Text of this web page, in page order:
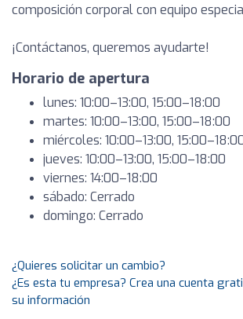
composición corporal con equipo
¡Contáctanos, queremos ayudarte!
Horario de apertura
lunes: 10:00–13:00, 15:00–18:00
martes: 10:00–13:00, 15:00–18:00
miércoles: 10:00–13:00,
jueves: 10:00–13:00, 15:00–18:00
viernes: 14:00–18:00
sábado: Cerrado
domingo: Cerrado
¿Quieres solicitar un cambio?
¿Es esta tu empresa? Crea una cuenta
su información